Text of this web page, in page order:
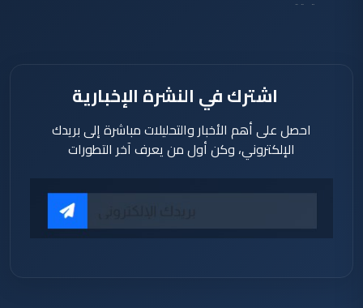
دقيقة
اشترك في النشرة الإخبارية
احصل على أهم الأخبار والتحليلات مباشرة إلى بريدك
الإلكتروني، وكن أول من يعرف آخر التطورات